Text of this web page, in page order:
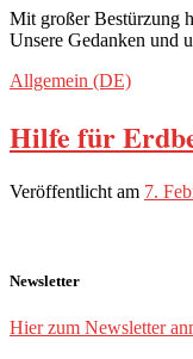
Mit großer Bestürzung
Unsere Gedanken und
Allgemein (DE)
Hilfe für
Veröffentlicht am 7.
Newsletter
Hier zum Newsletter